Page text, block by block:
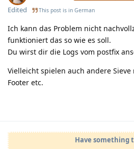
Edited
This post is in German
Ich kann das Problem nicht
funktioniert das so wie es soll.
Du wirst dir die Logs vom postfix
Vielleicht spielen auch andere
Footer etc.
Have something